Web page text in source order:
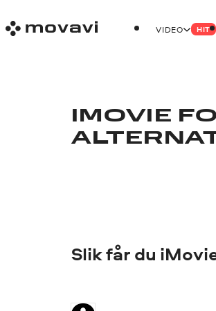
VIDEO HIT
IMOVIE
Slik får du